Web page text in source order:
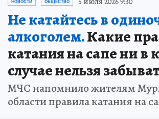
НОВОСТИ ОБЩЕСТВО
Не катайтесь в
алкоголем.Какие
катания на сапе ни в
случае нельзя
МЧС напомнило жителям
области правила катания на